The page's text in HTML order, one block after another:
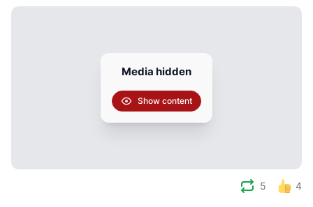
Media hidden
Show content
5 4